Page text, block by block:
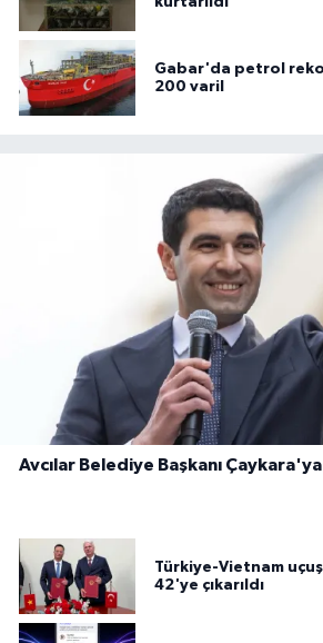
Gabar'da petrol
200 varil
Avcılar Belediye Başkanı
Türkiye-Vietnam
42'ye çıkarıldı